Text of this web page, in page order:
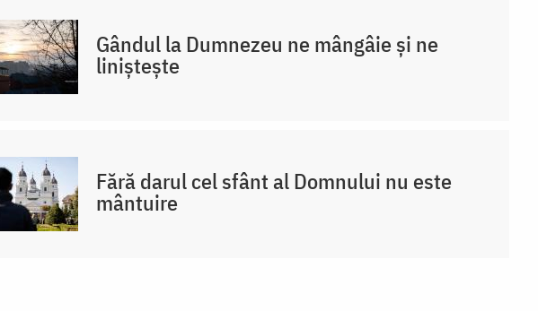
Gândul la Dumnezeu ne mângâie și ne
liniștește
Fără darul cel sfânt al Domnului nu este
mântuire